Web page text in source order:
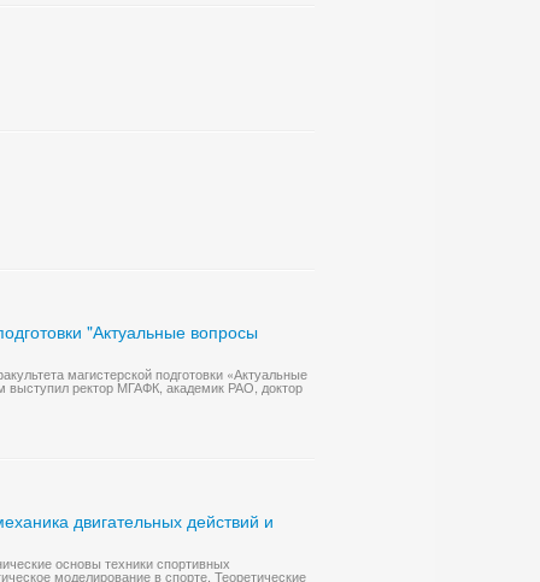
"Актуальные вопросы
магистерской подготовки «Актуальные
выступил ректор МГАФК, академик РАО, доктор
двигательных действий и
основы техники спортивных
моделирование в спорте. Теоретические